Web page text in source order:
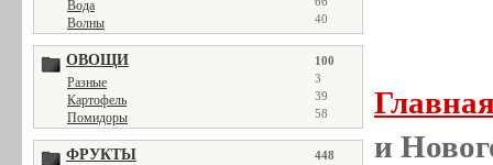
Вода
Волны 40
ОВОЩИ 100
Разные 3
Картофель 39
Помидоры 58
ФРУКТЫ 448
и